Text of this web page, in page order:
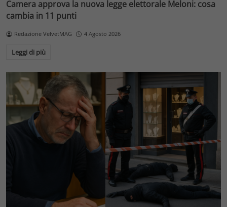
Camera approva la nuova legge elettorale Meloni: cosa
cambia in 11 punti
Redazione VelvetMAG 4 Agosto 2026
Leggi di più